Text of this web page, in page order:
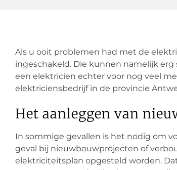
Als u ooit problemen had met de
ingeschakeld. Die kunnen namelijk
een elektricien echter voor nog veel
elektriciensbedrijf in de provincie
Het aanleggen van
In sommige gevallen is het nodig om
geval bij nieuwbouwprojecten of
elektriciteitsplan opgesteld worden.